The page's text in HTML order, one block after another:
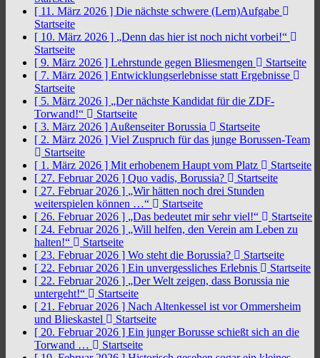
[ 11. März 2026 ] Die nächste schwere (Lern)Aufgabe
Startseite
[ 10. März 2026 ] „Denn das hier ist noch nicht vorbei!“
Startseite
[ 9. März 2026 ] Lehrstunde gegen Bliesmengen
Startseite
[ 7. März 2026 ] Entwicklungserlebnisse statt Ergebnisse
Startseite
[ 5. März 2026 ] „Der nächste Kandidat für die ZDF-
Torwand!“
Startseite
[ 3. März 2026 ] Außenseiter Borussia
Startseite
[ 2. März 2026 ] Viel Zuspruch für das junge Borussen-Team
Startseite
[ 1. März 2026 ] Mit erhobenem Haupt vom Platz
Startseite
[ 27. Februar 2026 ] Quo vadis, Borussia?
Startseite
[ 27. Februar 2026 ] „Wir hätten noch drei Stunden
weiterspielen können …“
Startseite
[ 26. Februar 2026 ] „Das bedeutet mir sehr viel!“
Startseite
[ 24. Februar 2026 ] „Will helfen, den Verein am Leben zu
halten!“
Startseite
[ 23. Februar 2026 ] Wo steht die Borussia?
Startseite
[ 22. Februar 2026 ] Ein unvergessliches Erlebnis
Startseite
[ 22. Februar 2026 ] „Der Welt zeigen, dass Borussia nie
untergeht!“
Startseite
[ 21. Februar 2026 ] Nach Altenkessel ist vor Ommersheim
und Blieskastel
Startseite
[ 20. Februar 2026 ] Ein junger Borusse schießt sich an die
Torwand …
Startseite